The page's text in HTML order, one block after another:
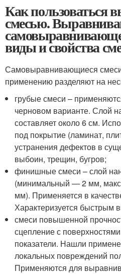
Как пользоваться
смесью.
виды и свойства
Самовыравнивающиеся
применению разделяют на
грубые смеси –
черновом варианте. Слой
составляет около 6 см.
под покрытие (ламинат,
устранения дефектов в
выбоин, трещин, бугров;
финишные смеси – слой
(минимальный — 2 мм,
мм). Применяется в
Характеризуется быстрым
смеси повышенной
сцепление с
показатели. Нашли
локальных повреждений
Применяются для